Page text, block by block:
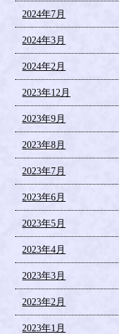
2024年7月
2024年3月
2024年2月
2023年12月
2023年9月
2023年8月
2023年7月
2023年6月
2023年5月
2023年4月
2023年3月
2023年2月
2023年1月